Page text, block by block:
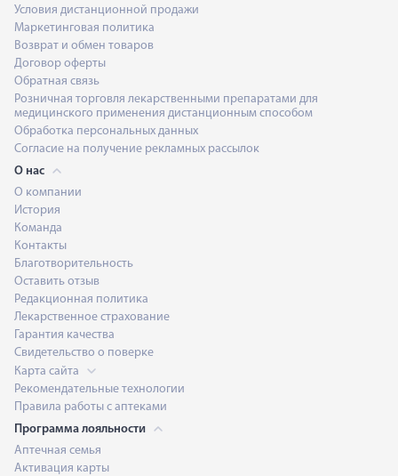
Условия дистанционной продажи
Маркетинговая политика
Возврат и обмен товаров
Договор оферты
Обратная связь
Розничная торговля лекарственными препаратами для
медицинского применения дистанционным способом
Обработка персональных данных
Согласие на получение рекламных рассылок
О нас
О компании
История
Команда
Контакты
Благотворительность
Оставить отзыв
Редакционная политика
Лекарственное страхование
Гарантия качества
Свидетельство о поверке
Карта сайта
Рекомендательные технологии
Правила работы с аптеками
Программа лояльности
Аптечная семья
Активация карты